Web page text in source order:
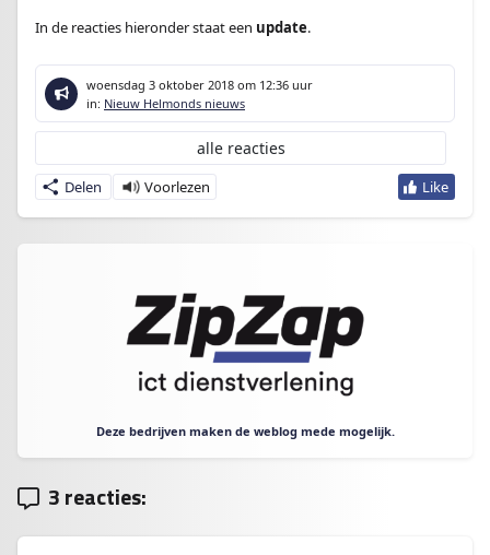
In de reacties hieronder staat een update.
woensdag 3 oktober 2018 om 12:36 uur
in: Nieuw Helmonds nieuws
Delen
alle reacties
Deze bedrijven maken de weblog mede mogelijk.
3 reacties: